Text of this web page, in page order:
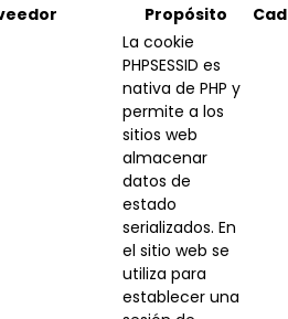
Propósito
La cookie
PHPSESSID es
nativa de PHP y
permite a los
sitios web
almacenar
datos de
estado
serializados. En
el sitio web se
utiliza para
establecer una